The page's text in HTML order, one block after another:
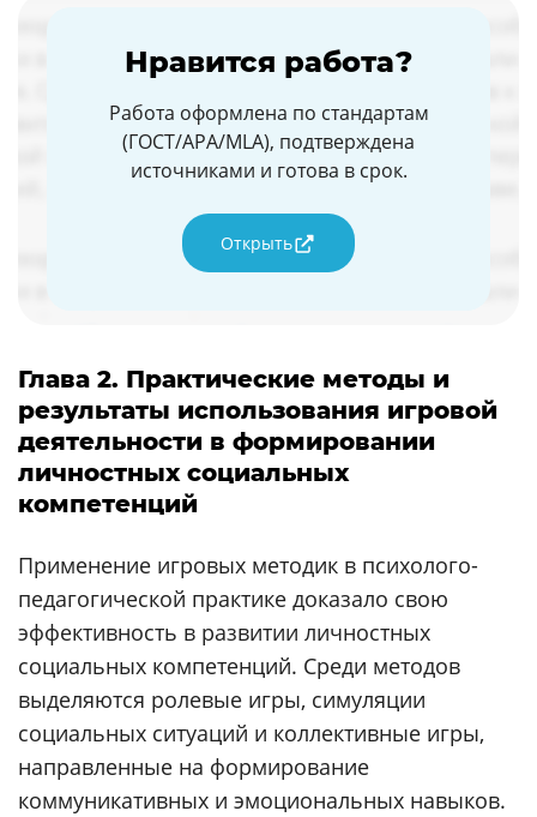
Нравится работа?
Работа оформлена по стандартам
(ГОСТ/APA/MLA), подтверждена
источниками и готова в срок.
Открыть
Глава 2. Практические методы и
результаты использования игровой
деятельности в формировании
личностных социальных
компетенций
Применение игровых методик в психолого-
педагогической практике доказало свою
эффективность в развитии личностных
социальных компетенций. Среди методов
выделяются ролевые игры, симуляции
социальных ситуаций и коллективные игры,
направленные на формирование
коммуникативных и эмоциональных навыков.